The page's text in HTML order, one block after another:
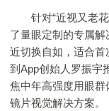
针对“近视又老花
了量眼定制的专属
近切换自如，适合
到App创始人罗振宇
焦中年高强度用眼
镜片视觉解决方案。